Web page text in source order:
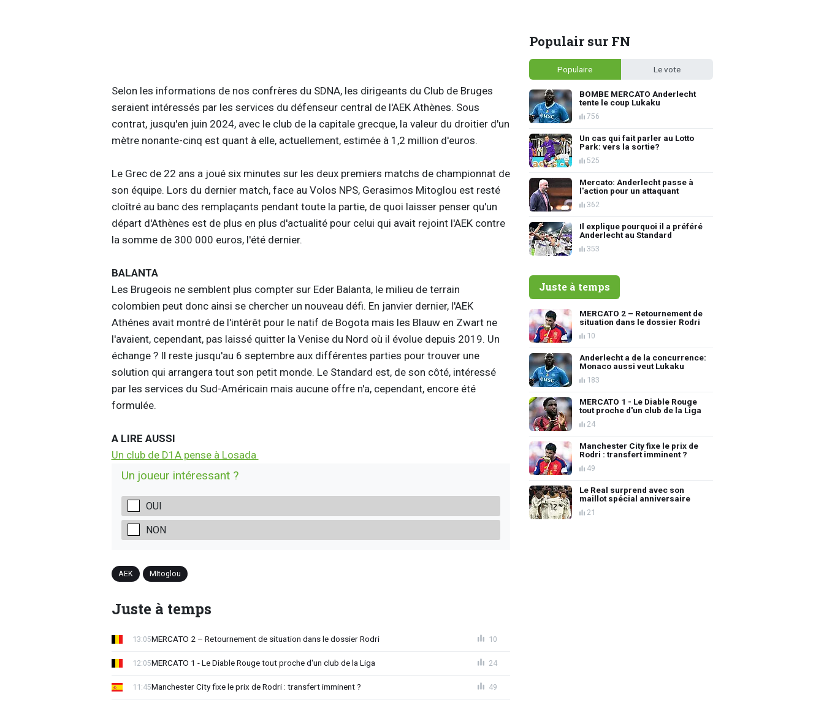
Selon les informations de nos confrères du SDNA, les dirigeants du Club de Bruges
seraient intéressés par les services du défenseur central de l'AEK Athènes. Sous
contrat, jusqu'en juin 2024, avec le club de la capitale grecque, la valeur du droitier d'un
mètre nonante-cinq est quant à elle, actuellement, estimée à 1,2 million d'euros.
Le Grec de 22 ans a joué six minutes sur les deux premiers matchs de championnat de
son équipe. Lors du dernier match, face au Volos NPS, Gerasimos Mitoglou est resté
cloîtré au banc des remplaçants pendant toute la partie, de quoi laisser penser qu'un
départ d'Athènes est de plus en plus d'actualité pour celui qui avait rejoint l'AEK contre
la somme de 300 000 euros, l'été dernier.
BALANTA
Les Brugeois ne semblent plus compter sur Eder Balanta, le milieu de terrain
colombien peut donc ainsi se chercher un nouveau défi. En janvier dernier, l'AEK
Athénes avait montré de l'intérêt pour le natif de Bogota mais les Blauw en Zwart ne
l'avaient, cependant, pas laissé quitter la Venise du Nord où il évolue depuis 2019. Un
échange ? Il reste jusqu'au 6 septembre aux différentes parties pour trouver une
solution qui arrangera tout son petit monde. Le Standard est, de son côté, intéressé
par les services du Sud-Américain mais aucune offre n'a, cependant, encore été
formulée.
A LIRE AUSSI
Un club de D1A pense à Losada
Un joueur intéressant ?
OUI
NON
AEK MItoglou
Juste à temps
MERCATO 2 – Retournement de situation dans le dossier Rodri
13:05 10
MERCATO 1 - Le Diable Rouge tout proche d'un club de la Liga
12:05 24
Manchester City fixe le prix de Rodri : transfert imminent ?
11:45 49
Populair sur FN
Populaire Le vote
BOMBE MERCATO Anderlecht
tente le coup Lukaku
756
Un cas qui fait parler au Lotto
Park: vers la sortie?
525
Mercato: Anderlecht passe à
l'action pour un attaquant
362
Il explique pourquoi il a préféré
Anderlecht au Standard
353
Juste à temps
MERCATO 2 – Retournement de
situation dans le dossier Rodri
10
Anderlecht a de la concurrence:
Monaco aussi veut Lukaku
183
MERCATO 1 - Le Diable Rouge
tout proche d'un club de la Liga
24
Manchester City fixe le prix de
Rodri : transfert imminent ?
49
Le Real surprend avec son
maillot spécial anniversaire
21